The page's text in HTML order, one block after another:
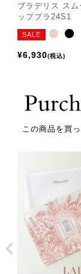
ブラデリス スム
ップブラ24S1
SALE
¥6,930 税込
この商品を買